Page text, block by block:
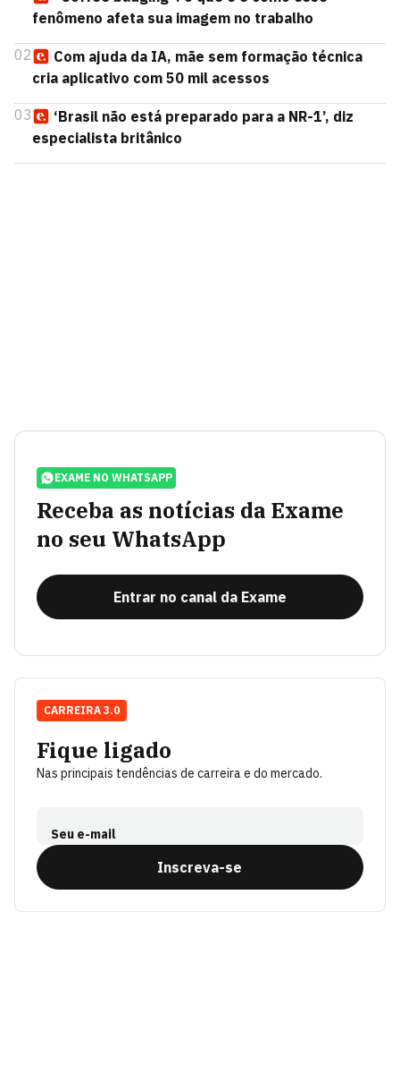
fenômeno afeta sua imagem no trabalho
02
Com ajuda da IA, mãe sem formação técnica
cria aplicativo com 50 mil acessos
03
‘Brasil não está preparado para a NR-1’, diz
especialista britânico
EXAME NO WHATSAPP
Receba as notícias da Exame
no seu WhatsApp
Entrar no canal da Exame
Fique ligado
Nas principais tendências de carreira e do mercado.
Seu e-mail
Inscreva-se
CARREIRA 3.0